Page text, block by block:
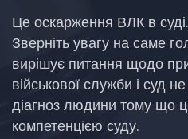
Це оскарження ВЛК в суді.
Зверніть увагу на саме
вирішує питання щодо
військової служби і суд
діагноз людини тому що
компетенцією суду.